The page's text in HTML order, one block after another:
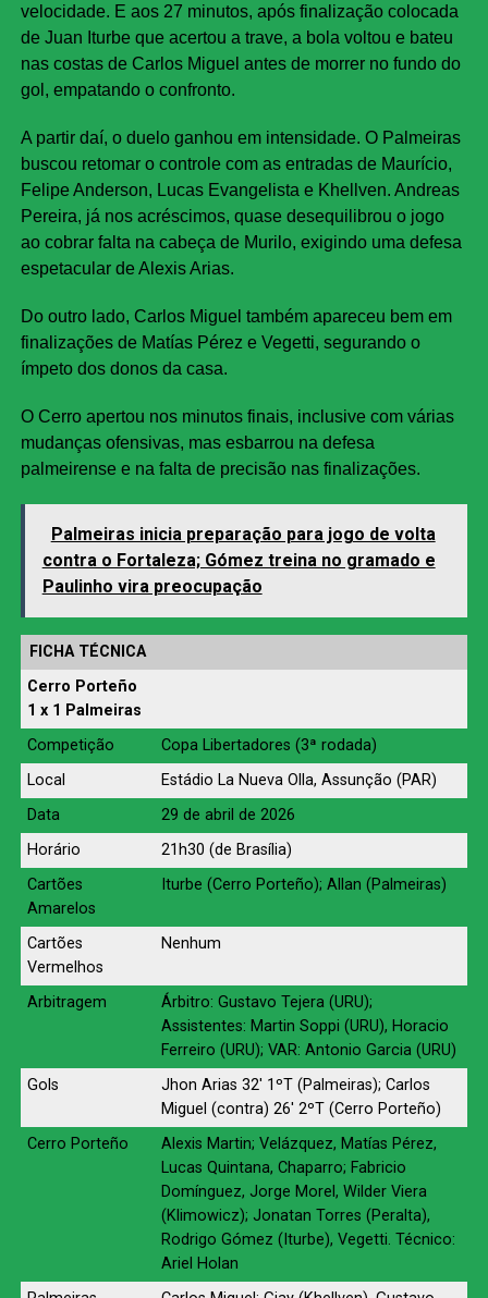
velocidade. E aos 27 minutos, após finalização colocada
de Juan Iturbe que acertou a trave, a bola voltou e bateu
nas costas de Carlos Miguel antes de morrer no fundo do
gol, empatando o confronto.
A partir daí, o duelo ganhou em intensidade. O Palmeiras
buscou retomar o controle com as entradas de Maurício,
Felipe Anderson, Lucas Evangelista e Khellven. Andreas
Pereira, já nos acréscimos, quase desequilibrou o jogo
ao cobrar falta na cabeça de Murilo, exigindo uma defesa
espetacular de Alexis Arias.
Do outro lado, Carlos Miguel também apareceu bem em
finalizações de Matías Pérez e Vegetti, segurando o
ímpeto dos donos da casa.
O Cerro apertou nos minutos finais, inclusive com várias
mudanças ofensivas, mas esbarrou na defesa
palmeirense e na falta de precisão nas finalizações.
Palmeiras inicia preparação para jogo de volta
contra o Fortaleza; Gómez treina no gramado e
Paulinho vira preocupação
FICHA TÉCNICA
Cerro Porteño
1 x 1 Palmeiras
Competição
Copa Libertadores (3ª rodada)
Local
Estádio La Nueva Olla, Assunção (PAR)
Data
29 de abril de 2026
Horário
21h30 (de Brasília)
Cartões
Amarelos
Iturbe (Cerro Porteño); Allan (Palmeiras)
Cartões
Vermelhos
Nenhum
Arbitragem
Árbitro: Gustavo Tejera (URU);
Assistentes: Martin Soppi (URU), Horacio
Ferreiro (URU); VAR: Antonio Garcia (URU)
Gols
Jhon Arias 32′ 1ºT (Palmeiras); Carlos
Miguel (contra) 26′ 2ºT (Cerro Porteño)
Cerro Porteño
Alexis Martin; Velázquez, Matías Pérez,
Lucas Quintana, Chaparro; Fabricio
Domínguez, Jorge Morel, Wilder Viera
(Klimowicz); Jonatan Torres (Peralta),
Rodrigo Gómez (Iturbe), Vegetti. Técnico:
Ariel Holan